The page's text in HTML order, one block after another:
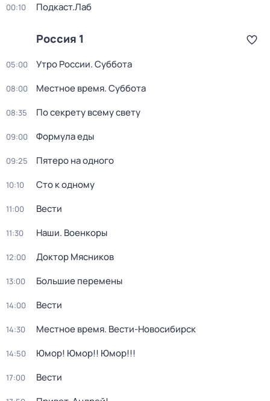
00:10 Подкаст.Лаб
Россия 1
05:00 Утро России. Суббота
08:00 Местное время. Суббота
08:35 По секрету всему свету
09:00 Формула еды
09:25 Пятеро на одного
10:10 Сто к одному
11:00 Вести
11:30 Наши. Военкоры
12:00 Доктор Мясников
13:00 Большие перемены
14:00 Вести
14:30 Местное время. Вести-Новосибирск
14:50 Юмор! Юмор!! Юмор!!!
17:00 Вести